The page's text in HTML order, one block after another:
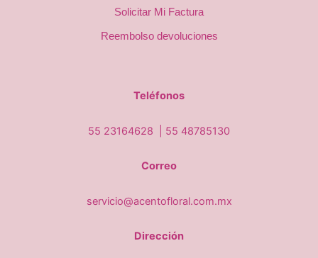
Solicitar Mi Factura
Reembolso devoluciones
Teléfonos
55 23164628 | 55 48785130
Correo
servicio@acentofloral.com.mx
Dirección